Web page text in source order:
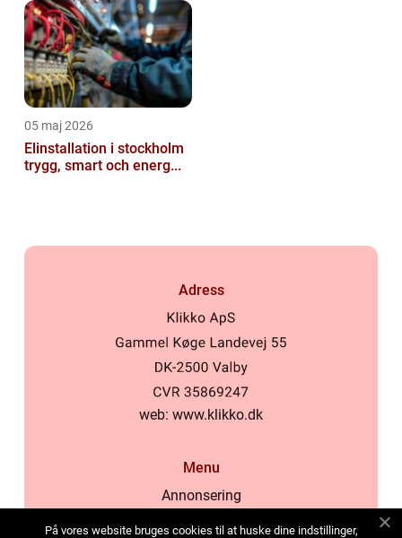
05 maj 2026
Elinstallation i stockholm
trygg, smart och energ...
Adress
web: www.klikko.dk
Menu
Annonsering
På vores website bruges cookies til at huske dine indstillinger,